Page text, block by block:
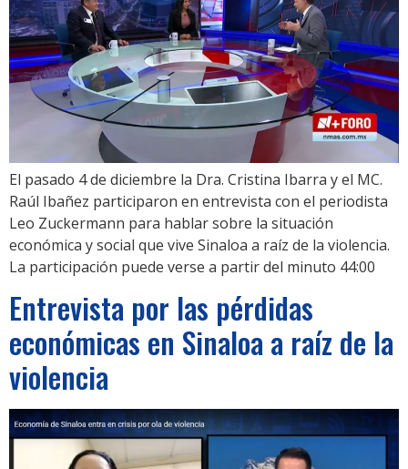
El pasado 4 de diciembre la Dra. Cristina Ibarra y el MC.
Raúl Ibañez participaron en entrevista con el periodista
Leo Zuckermann para hablar sobre la situación
económica y social que vive Sinaloa a raíz de la violencia.
La participación puede verse a partir del minuto 44:00
Entrevista por las pérdidas
económicas en Sinaloa a raíz de la
violencia